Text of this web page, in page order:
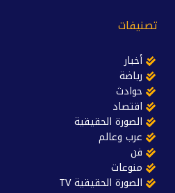
تصنيفات
أخبار
رياضة
حوادث
اقتصاد
الصورة الحقيقية
عرب وعالم
فن
منوعات
الصورة الحقيقية TV